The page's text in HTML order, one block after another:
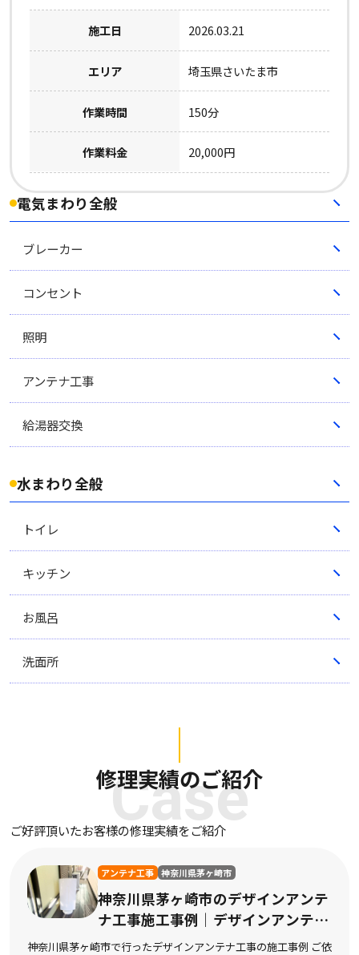
施工日 2026.03.21
エリア 埼玉県さいたま市
作業時間 150分
作業料金 20,000円
電気まわり全般
ブレーカー
コンセント
照明
アンテナ工事
給湯器交換
水まわり全般
トイレ
キッチン
お風呂
洗面所
Case
修理実績のご紹介
ご好評頂いたお客様の修理実績をご紹介
アンテナ工事 神奈川県茅ヶ崎市
神奈川県茅ヶ崎市のデザインアンテ
ナ工事施工事例｜デザインアンテナ
工事の施工
神奈川県茅ヶ崎市で行ったデザインアンテナ工事の施工事例 ご依